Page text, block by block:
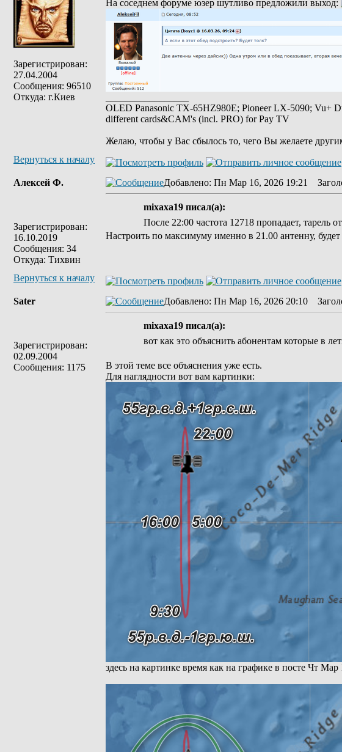
Зарегистрирован:
27.04.2004
Сообщения: 96510
Откуда: г.Киев
На соседнем форуме юзер шутливо предложили выход:
OLED Panasonic TX-65HZ980E; Pioneer LX-5090; Vu+
different cards&CAM's (incl. PRO) for Pay TV
Желаю, чтобы у Вас сбылось то, чего Вы желаете
Вернуться к началу
Алексей Ф.
Зарегистрирован:
16.10.2019
Сообщения: 34
Откуда: Тихвин
Добавлено: Пн Мар 16, 2026 19:21
mixaxa19 писал(а):
После 22:00 частота 12718 пропадает, тарель
Настроить по максимуму именно в 21.00 антенну, будет
Вернуться к началу
Sater
Зарегистрирован:
02.09.2004
Сообщения: 1175
Добавлено: Пн Мар 16, 2026 20:10
mixaxa19 писал(а):
вот как это объяснить абонентам которые в
В этой теме все объяснения уже есть.
Для наглядности вот вам картинки:
здесь на картинке время как на графике в посте Чт Мар